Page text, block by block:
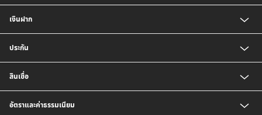
เงินฝาก
บัญชีเงินฝากประจำ
บัญชีเงินฝากกระแสรายวัน
บัญชีเงินฝากเงินตราต่างประเทศ
ตารางเปรียบเทียบผลิตภัณฑ์
ประกัน
ประกันวินาศภัย
สินเชื่อ
สินเชื่อบ้าน
อัตราและค่าธรรมเนียม